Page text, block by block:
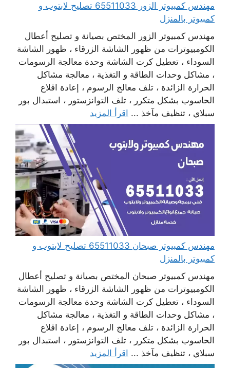
مهندس كمبيوتر الزور 65511033 تصليح لابتوب و
كمبيوتر بالمنزل
مهندس كمبيوتر الزور المختص بصيانة و تصليح أعطال
الكومبيوترات من ظهور الشاشة الزرقاء ، ظهور الشاشة
السوداء ، تعطيل كرت الشاشة وحدة معالجة الرسومات
، مشاكل وحدات الطاقة و التغذية ، معالجة مشاكل
الحرارة الزائدة ، تلف معالج الرسوم ، إعادة اقلاع
الحاسوب بشكل متكرر ، تلف التوانزستور ، استبدال بور
سبلاي ، تنظيف مآخذ ... اقرأ المزيد
مهندس كمبيوتر صبحان 65511033 تصليح لابتوب و
كمبيوتر بالمنزل
مهندس كمبيوتر صبحان المختص بصيانة و تصليح أعطال
الكومبيوترات من ظهور الشاشة الزرقاء ، ظهور الشاشة
السوداء ، تعطيل كرت الشاشة وحدة معالجة الرسومات
، مشاكل وحدات الطاقة و التغذية ، معالجة مشاكل
الحرارة الزائدة ، تلف معالج الرسوم ، إعادة اقلاع
الحاسوب بشكل متكرر ، تلف التوانزستور ، استبدال بور
سبلاي ، تنظيف مآخذ ... اقرأ المزيد